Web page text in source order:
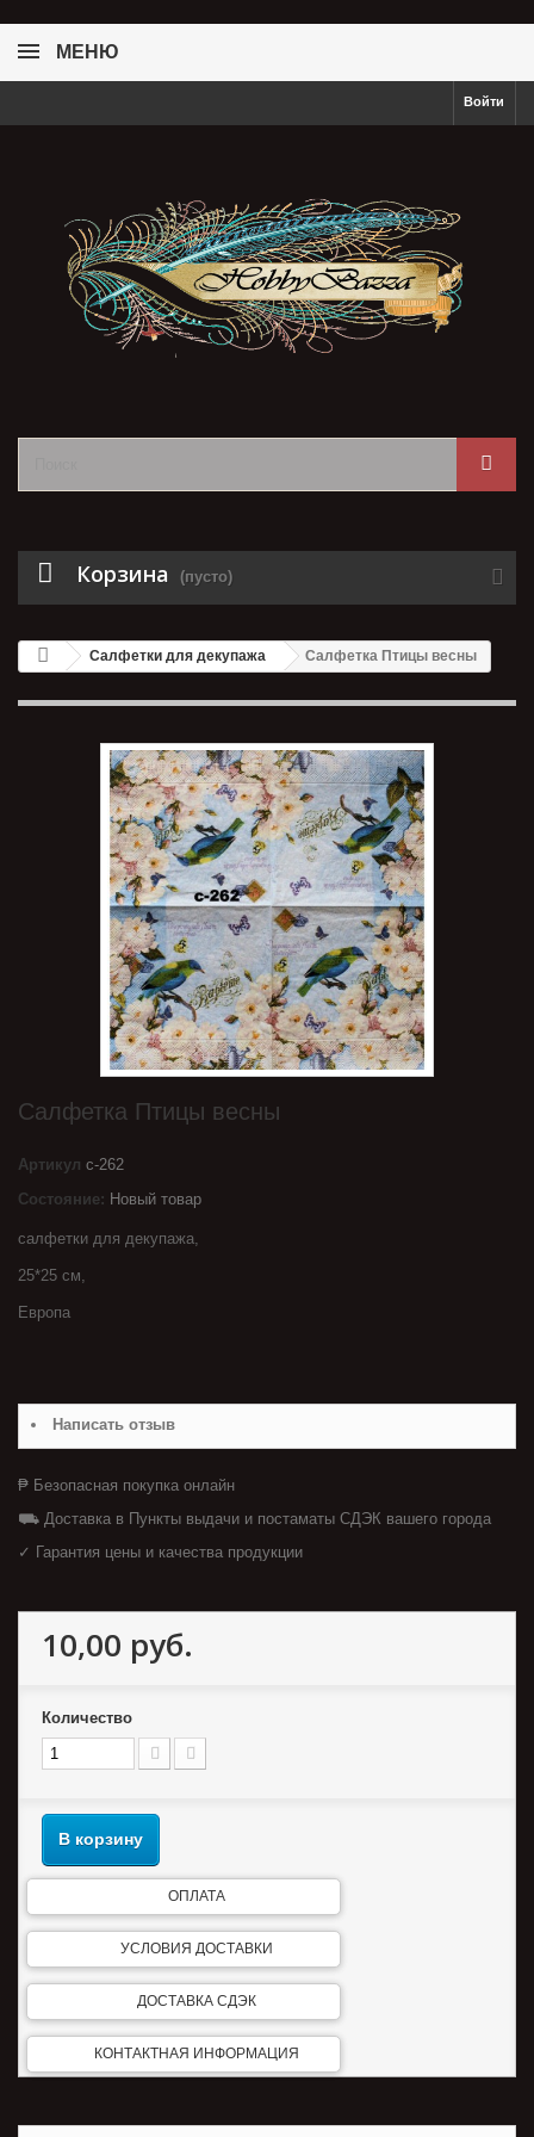
МЕНЮ
Войти
Корзина (пусто)
Салфетки для декупажа Салфетка Птицы весны
Салфетка Птицы весны
Артикул с-262
Состояние: Новый товар
салфетки для декупажа,
25*25 см,
Европа
Написать отзыв
₱ Безопасная покупка онлайн
⛟ Доставка в Пункты выдачи и постаматы СДЭК вашего города
✓ Гарантия цены и качества продукции
10,00 руб.
Количество
В корзину
ОПЛАТА
УСЛОВИЯ ДОСТАВКИ
ДОСТАВКА СДЭК
КОНТАКТНАЯ ИНФОРМАЦИЯ